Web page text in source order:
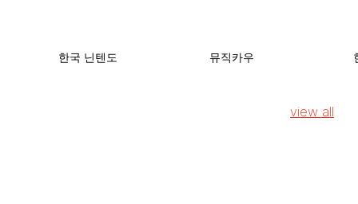
view all
한국 닌텐도 뮤직카우